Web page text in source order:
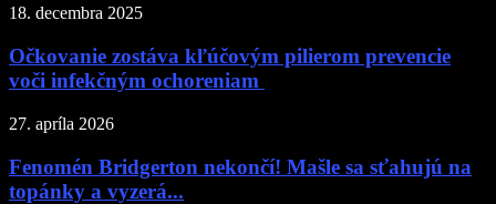
18. decembra 2025
Očkovanie zostáva kľúčovým pilierom prevencie
voči infekčným ochoreniam
27. apríla 2026
Fenomén Bridgerton nekončí! Mašle sa sťahujú na
topánky a vyzerá...